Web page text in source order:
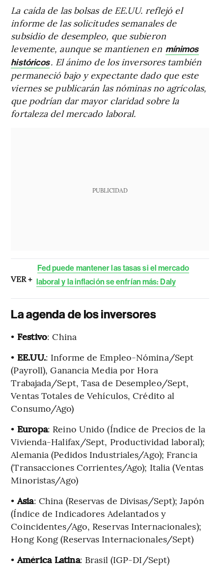
La caída de las bolsas de EE.UU. reflejó el
informe de las solicitudes semanales de
subsidio de desempleo, que subieron
levemente, aunque se mantienen en mínimos
históricos. El ánimo de los inversores también
permaneció bajo y expectante dado que este
viernes se publicarán las nóminas no agrícolas,
que podrían dar mayor claridad sobre la
fortaleza del mercado laboral.
PUBLICIDAD
VER +
Fed puede mantener las tasas si el mercado
laboral y la inflación se enfrían más: Daly
La agenda de los inversores
• Festivo: China
• EE.UU.: Informe de Empleo-Nómina/Sept
(Payroll), Ganancia Media por Hora
Trabajada/Sept, Tasa de Desempleo/Sept,
Ventas Totales de Vehículos, Crédito al
Consumo/Ago)
• Europa: Reino Unido (Índice de Precios de la
Vivienda-Halifax/Sept, Productividad laboral);
Alemania (Pedidos Industriales/Ago); Francia
(Transacciones Corrientes/Ago); Italia (Ventas
Minoristas/Ago)
• Asia: China (Reservas de Divisas/Sept); Japón
(Índice de Indicadores Adelantados y
Coincidentes/Ago, Reservas Internacionales);
Hong Kong (Reservas Internacionales/Sept)
•América Latina: Brasil (IGP-DI/Sept)